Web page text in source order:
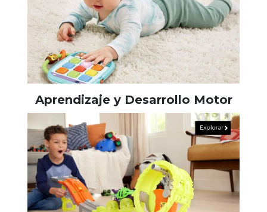
Aprendizaje y Desarrollo Motor